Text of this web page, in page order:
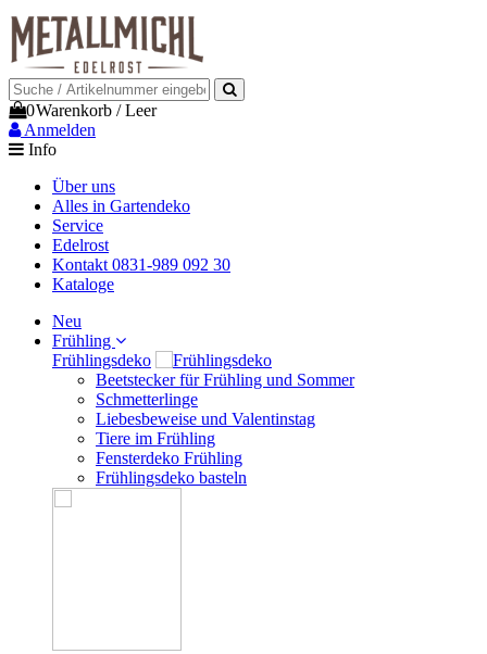
0Warenkorb /Leer
Anmelden
Info
Über uns
Alles in Gartendeko
Service
Edelrost
Kontakt 0831-989 092 30
Kataloge
Neu
Frühling
Frühlingsdeko
Beetstecker für Frühling und Sommer
Schmetterlinge
Liebesbeweise und Valentinstag
Tiere im Frühling
Fensterdeko Frühling
Frühlingsdeko basteln